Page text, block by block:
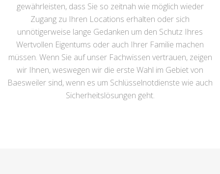
gewährleisten, dass Sie so zeitnah wie möglich wieder
Zugang zu Ihren Locations erhalten oder sich
unnötigerweise lange Gedanken um den Schutz Ihres
Wertvollen Eigentums oder auch Ihrer Familie machen
müssen. Wenn Sie auf unser Fachwissen vertrauen, zeigen
wir Ihnen, weswegen wir die erste Wahl im Gebiet von
Baesweiler sind, wenn es um Schlüsselnotdienste wie auch
Sicherheitslösungen geht.